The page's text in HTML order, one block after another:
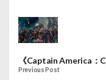
《Captain America：
Previous Post